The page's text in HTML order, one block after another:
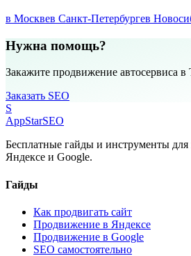
в Москвев Санкт-Петербургев
Нужна помощь?
Закажите продвижение автосервиса в
Заказать SEO
S
AppStarSEO
Бесплатные гайды и инструменты
Яндексе и Google.
Гайды
Как продвигать сайт
Продвижение в Яндексе
Продвижение в Google
SEO самостоятельно